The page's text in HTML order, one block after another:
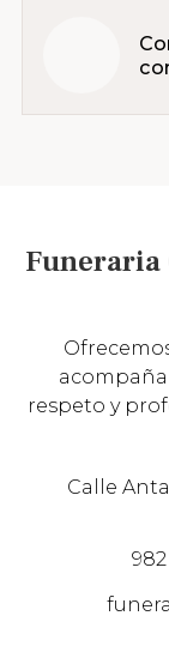
Funeraria
respeto y
Calle
982